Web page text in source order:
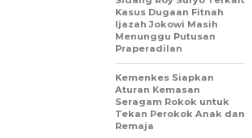
Kasus Dugaan Fitnah
Ijazah Jokowi Masih
Menunggu Putusan
Praperadilan
Kemenkes Siapkan
Aturan Kemasan
Seragam Rokok untuk
Tekan Perokok Anak dan
Remaja